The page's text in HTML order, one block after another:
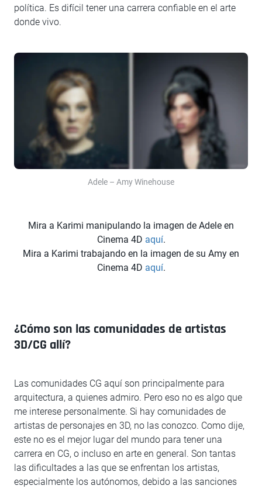
política. Es difícil tener una carrera confiable en el arte
donde vivo.
Adele – Amy Winehouse
Mira a Karimi manipulando la imagen de Adele en
Cinema 4D aquí.
Mira a Karimi trabajando en la imagen de su Amy en
Cinema 4D aquí.
¿Cómo son las comunidades de artistas
3D/CG allí?
Las comunidades CG aquí son principalmente para
arquitectura, a quienes admiro. Pero eso no es algo que
me interese personalmente. Si hay comunidades de
artistas de personajes en 3D, no las conozco. Como dije,
este no es el mejor lugar del mundo para tener una
carrera en CG, o incluso en arte en general. Son tantas
las dificultades a las que se enfrentan los artistas,
especialmente los autónomos, debido a las sanciones